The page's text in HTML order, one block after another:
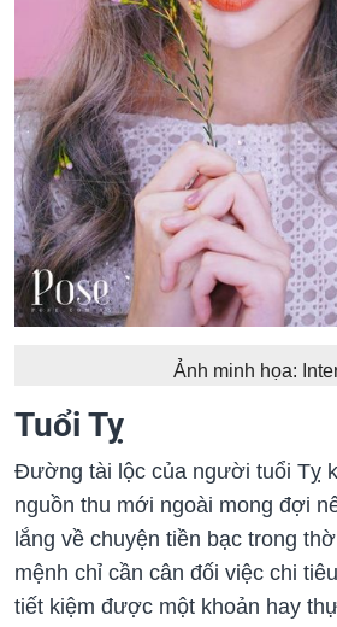
Ảnh minh họa:
Tuổi Tỵ
Đường tài lộc của người tuổi Tỵ
nguồn thu mới ngoài mong đợi
lắng về chuyện tiền bạc trong
mệnh chỉ cần cân đối việc chi
tiết kiệm được một khoản hay